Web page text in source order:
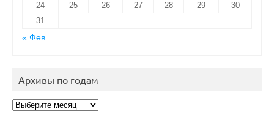
24
25 26 27 28 29
30
31
« Фев
Архивы по годам
Архивы